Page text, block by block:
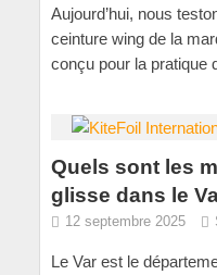
Aujourd’hui, nous
ceinture wing de la
conçu pour la pratique
Quels sont les
glisse dans le
12 septembre 2025
Le Var est le